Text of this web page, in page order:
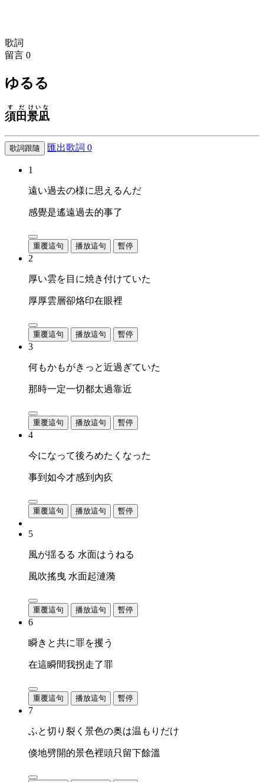
歌詞
留言 0
ゆるる
須田
すだ
景凪
けいな
歌詞跟隨 匯出歌詞 0
1
遠い過去の様に思えるんだ
感覺是遙遠過去的事了
重覆這句 播放這句 暫停
2
厚い雲を目に焼き付けていた
厚厚雲層卻烙印在眼裡
重覆這句 播放這句 暫停
3
何もかもがきっと近過ぎていた
那時一定一切都太過靠近
重覆這句 播放這句 暫停
4
今になって後ろめたくなった
事到如今才感到內疚
重覆這句 播放這句 暫停
5
風が揺るる 水面はうねる
風吹搖曳 水面起漣漪
重覆這句 播放這句 暫停
6
瞬きと共に罪を攫う
在這瞬間我拐走了罪
重覆這句 播放這句 暫停
7
ふと切り裂く景色の奥は温もりだけ
倏地劈開的景色裡頭只留下餘溫